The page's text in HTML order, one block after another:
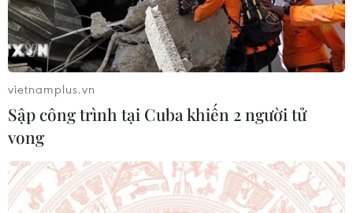
vietnamplus.vn
Sập công trình tại Cuba khiến 2 người tử
vong